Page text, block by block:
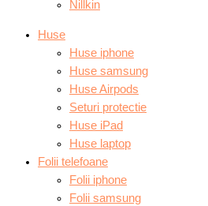
Nillkin
Huse
Huse iphone
Huse samsung
Huse Airpods
Seturi protectie
Huse iPad
Huse laptop
Folii telefoane
Folii iphone
Folii samsung